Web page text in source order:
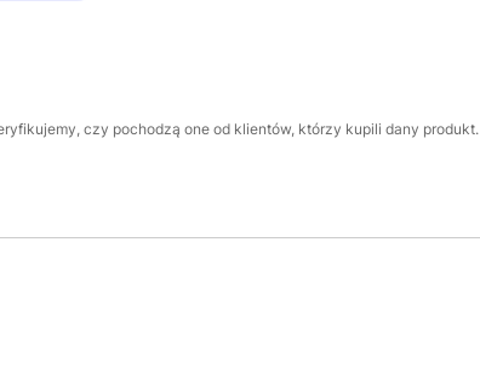
czy pochodzą one od klientów, którzy kupili dany produkt.